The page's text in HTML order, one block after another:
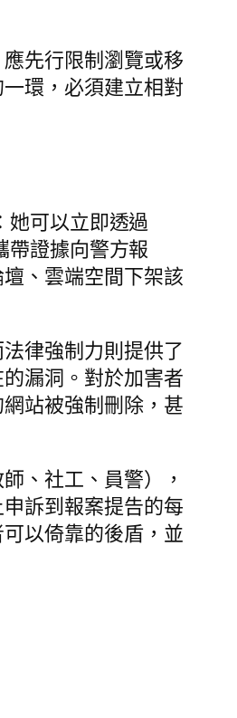
先行限制瀏覽或移
環，必須建立相對
她可以立即透過
帶證據向警方報
、雲端空間下架該
律強制力則提供了
漏洞。對於加害者
站被強制刪除，甚
、社工、員警），
訴到報案提告的每
以倚靠的後盾，並